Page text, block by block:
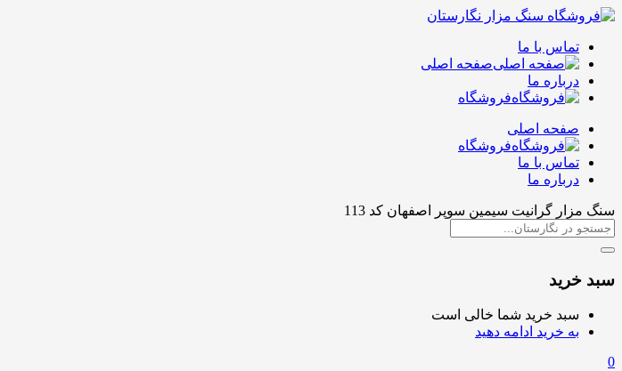
تماس با ما
صفحه اصلی
درباره ما
فروشگاه
صفحه اصلی
فروشگاه
تماس با ما
درباره ما
سنگ مزار گرانیت سیمین سوپر اصفهان کد 113
سبد خرید
سبد خرید شما خالی است
به خرید ادامه دهید
0